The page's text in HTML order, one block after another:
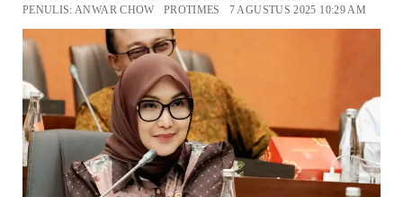
PENULIS: ANWAR CHOW PROTIMES 7 AGUSTUS 2025 10:29 AM